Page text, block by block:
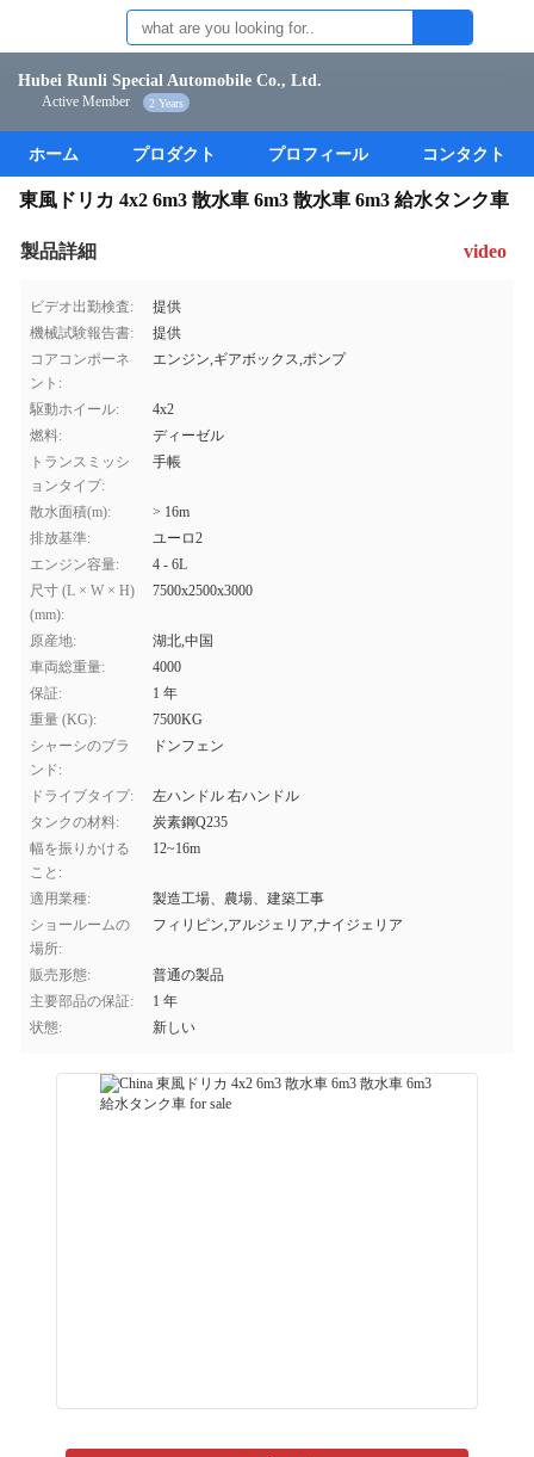
Hubei Runli Special Automobile Co., Ltd.
Active Member 2 Years
ホーム プロダクト プロフィール コンタクト
東風ドリカ 4x2 6m3 散水車 6m3 散水車 6m3 給水タンク車
製品詳細 video
ビデオ出勤検査:
提供
機械試験報告書:
提供
コアコンポーネ
ント:
エンジン,ギアボックス,ポンプ
駆動ホイール:
4x2
燃料:
ディーゼル
トランスミッシ
ョンタイプ:
手帳
散水面積(m):
> 16m
排放基準:
ユーロ2
エンジン容量:
4 - 6L
尺寸 (L × W × H)
(mm):
7500x2500x3000
原産地:
湖北,中国
車両総重量:
4000
保証:
1 年
重量 (KG):
7500KG
シャーシのブラ
ンド:
ドンフェン
ドライブタイプ:
左ハンドル 右ハンドル
タンクの材料:
炭素鋼Q235
幅を振りかける
こと:
12~16m
適用業種:
製造工場、農場、建築工事
ショールームの
場所:
フィリピン,アルジェリア,ナイジェリア
販売形態:
普通の製品
主要部品の保証:
1 年
状態:
新しい